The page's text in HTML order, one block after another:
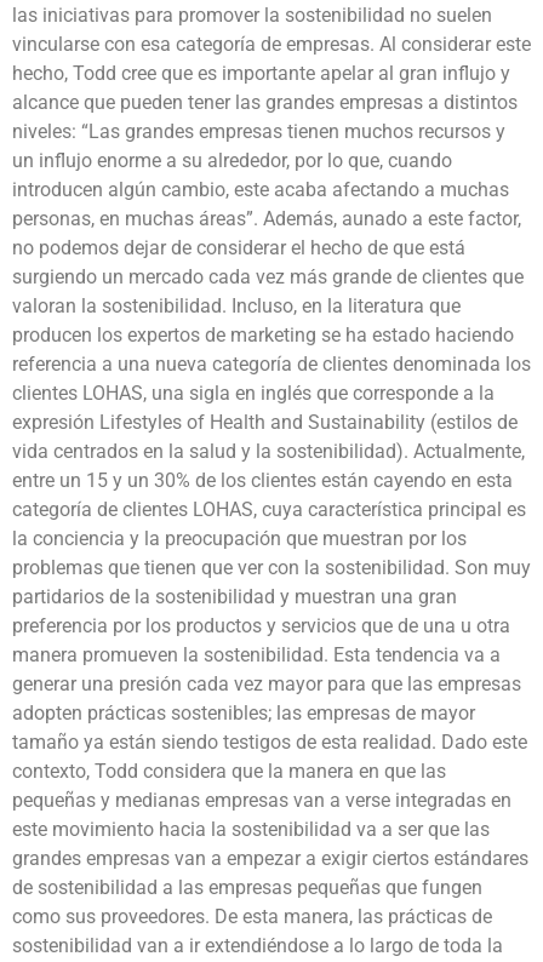
las iniciativas para promover la sostenibilidad no suelen
vincularse con esa categoría de empresas. Al considerar este
hecho, Todd cree que es importante apelar al gran influjo y
alcance que pueden tener las grandes empresas a distintos
niveles: “Las grandes empresas tienen muchos recursos y
un influjo enorme a su alrededor, por lo que, cuando
introducen algún cambio, este acaba afectando a muchas
personas, en muchas áreas”. Además, aunado a este factor,
no podemos dejar de considerar el hecho de que está
surgiendo un mercado cada vez más grande de clientes que
valoran la sostenibilidad. Incluso, en la literatura que
producen los expertos de marketing se ha estado haciendo
referencia a una nueva categoría de clientes denominada los
clientes LOHAS, una sigla en inglés que corresponde a la
expresión Lifestyles of Health and Sustainability (estilos de
vida centrados en la salud y la sostenibilidad). Actualmente,
entre un 15 y un 30% de los clientes están cayendo en esta
categoría de clientes LOHAS, cuya característica principal es
la conciencia y la preocupación que muestran por los
problemas que tienen que ver con la sostenibilidad. Son muy
partidarios de la sostenibilidad y muestran una gran
preferencia por los productos y servicios que de una u otra
manera promueven la sostenibilidad. Esta tendencia va a
generar una presión cada vez mayor para que las empresas
adopten prácticas sostenibles; las empresas de mayor
tamaño ya están siendo testigos de esta realidad. Dado este
contexto, Todd considera que la manera en que las
pequeñas y medianas empresas van a verse integradas en
este movimiento hacia la sostenibilidad va a ser que las
grandes empresas van a empezar a exigir ciertos estándares
de sostenibilidad a las empresas pequeñas que fungen
como sus proveedores. De esta manera, las prácticas de
sostenibilidad van a ir extendiéndose a lo largo de toda la